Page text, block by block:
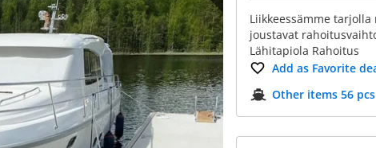
Liikkeessämme tarjolla
joustavat
Lähitapiola Rahoitus
Add as Favorite
Other items 56 pcs